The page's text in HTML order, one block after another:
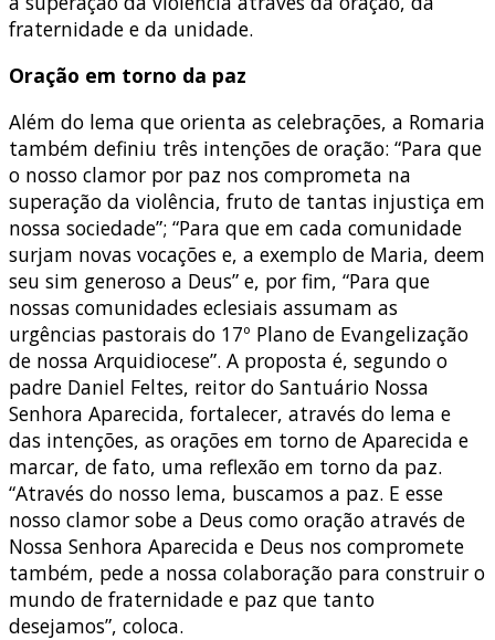
fraternidade e da unidade.
Oração em torno da paz
Além do lema que orienta as celebrações, a Romaria
também definiu três intenções de oração: “Para que
o nosso clamor por paz nos comprometa na
superação da violência, fruto de tantas injustiça em
nossa sociedade”; “Para que em cada comunidade
surjam novas vocações e, a exemplo de Maria, deem
seu sim generoso a Deus” e, por fim, “Para que
nossas comunidades eclesiais assumam as
urgências pastorais do 17º Plano de Evangelização
de nossa Arquidiocese”. A proposta é, segundo o
padre Daniel Feltes, reitor do Santuário Nossa
Senhora Aparecida, fortalecer, através do lema e
das intenções, as orações em torno de Aparecida e
marcar, de fato, uma reflexão em torno da paz.
“Através do nosso lema, buscamos a paz. E esse
nosso clamor sobe a Deus como oração através de
Nossa Senhora Aparecida e Deus nos compromete
também, pede a nossa colaboração para construir o
mundo de fraternidade e paz que tanto
desejamos”, coloca.